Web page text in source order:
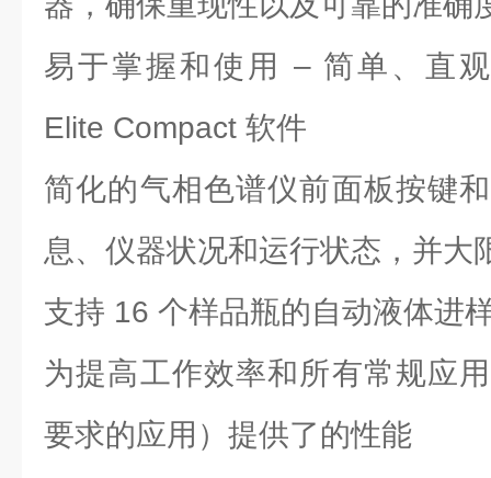
易于掌握和使用 – 简单、直
Elite Compact 软件
简化的气相色谱仪前面板按键
息、仪器状况和运行状态，并大
支持 16 个样品瓶的自动液体进
为提高工作效率和所有常规应
要求的应用）提供了的性能